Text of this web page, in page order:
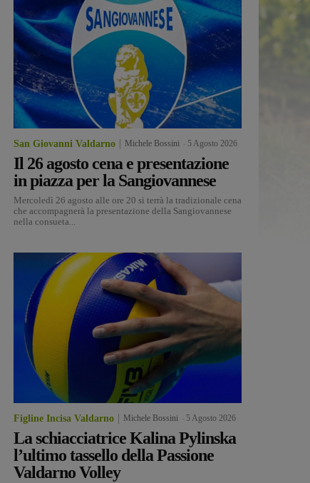
San Giovanni Valdarno Michele Bossini 5 Agosto 2026
Il 26 agosto cena e presentazione
in piazza per la Sangiovannese
Mercoledì 26 agosto alle ore 20 si terrà la tradizionale cena
che accompagnerà la presentazione della Sangiovannese
nella consueta...
Figline Incisa Valdarno Michele Bossini 5 Agosto 2026
La schiacciatrice Kalina Pylinska
l’ultimo tassello della Passione
Valdarno Volley